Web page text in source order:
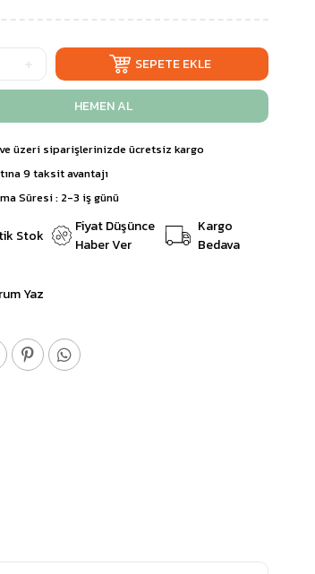
üzeri siparişlerinizde ücretsiz kargo
9 taksit avantajı
Süresi : 2-3 iş günü
Stok
Fiyat Düşünce
Haber Ver
Kargo
Bedava
Yaz